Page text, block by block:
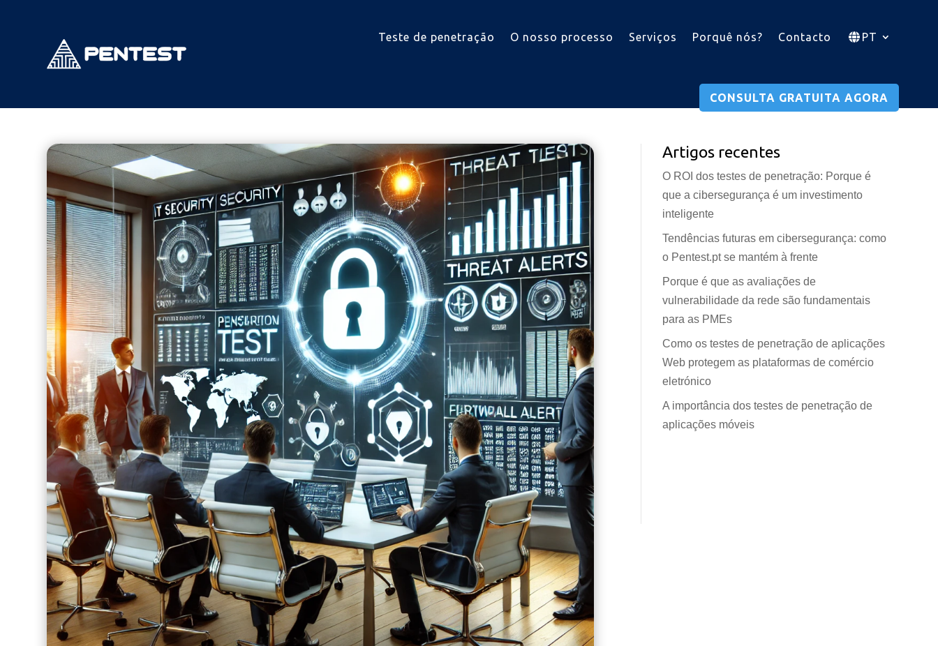
Teste de penetração O nosso processo Serviços Porquê nós? Contacto PT
CONSULTA GRATUITA AGORA
Artigos recentes
O ROI dos testes de penetração: Porque é
que a cibersegurança é um investimento
inteligente
Tendências futuras em cibersegurança: como
o Pentest.pt se mantém à frente
Porque é que as avaliações de
vulnerabilidade da rede são fundamentais
para as PMEs
Como os testes de penetração de aplicações
Web protegem as plataformas de comércio
eletrónico
A importância dos testes de penetração de
aplicações móveis